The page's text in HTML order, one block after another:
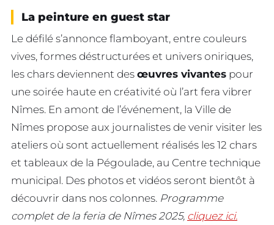
La peinture en guest star
Le défilé s’annonce flamboyant, entre couleurs
vives, formes déstructurées et univers oniriques,
les chars deviennent des œuvres vivantes pour
une soirée haute en créativité où l’art fera vibrer
Nîmes. En amont de l’événement, la Ville de
Nîmes propose aux journalistes de venir visiter les
ateliers où sont actuellement réalisés les 12 chars
et tableaux de la Pégoulade, au Centre technique
municipal. Des photos et vidéos seront bientôt à
découvrir dans nos colonnes. Programme
complet de la feria de Nîmes 2025, cliquez ici.